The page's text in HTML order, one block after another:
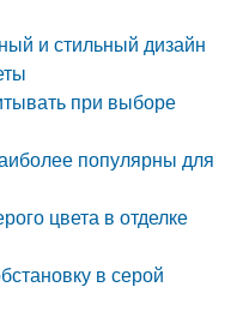
и стильный дизайн
при выборе
популярны для
цвета в отделке
в серой